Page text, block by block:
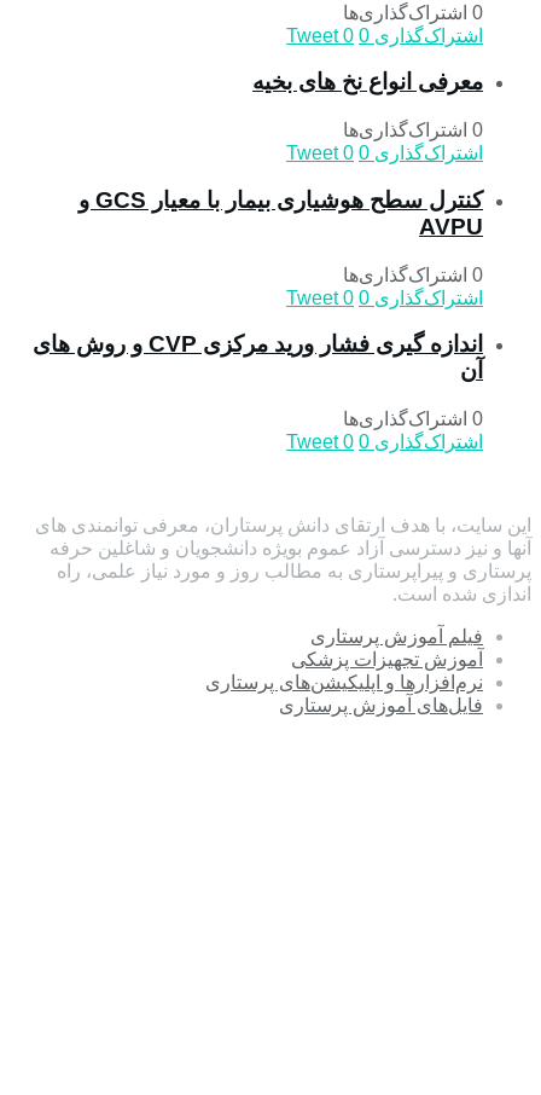
0 اشتراک‌گذاری‌ها
اشتراک‌گذاری 0
Tweet 0
معرفی انواع نخ های بخیه
0 اشتراک‌گذاری‌ها
اشتراک‌گذاری 0
Tweet 0
کنترل سطح هوشیاری بیمار با معیار GCS و
AVPU
0 اشتراک‌گذاری‌ها
اشتراک‌گذاری 0
Tweet 0
اندازه گیری فشار ورید مرکزی CVP و روش های
آن
0 اشتراک‌گذاری‌ها
اشتراک‌گذاری 0
Tweet 0
این سایت، با هدف ارتقای دانش پرستاران، معرفی توانمندی های
آنها و نیز دسترسی آزاد عموم بویژه دانشجویان و شاغلین حرفه
پرستاری و پیراپرستاری به مطالب روز و مورد نیاز علمی، راه
اندازی شده است.
فیلم آموزش پرستاری
آموزش تجهیزات پزشکی
نرم‌افزارها و اپلیکیشن‌های پرستاری
فایل‌های آموزش پرستاری